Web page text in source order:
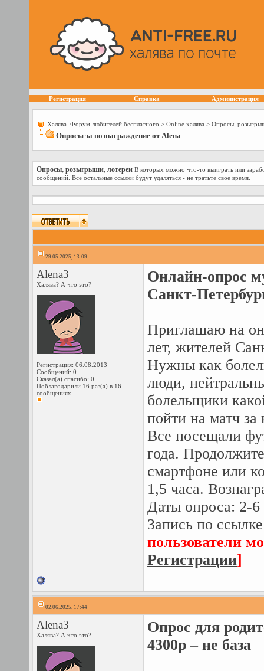
Регистрация Справка Администрация
Халява. Форум любителей бесплатного > Online халява > Опросы,
Опросы за вознаграждение от Alena
Опросы, розыгрыши, лотереи В которых можно что-то выиграть или
сообщений. Все остальные ссылки будут удаляться - не тратьте своё время.
29.05.2025, 13:09
Alena3
Халява? А что это?
Регистрация: 06.08.2013
Сообщений: 0
Сказал(а) спасибо: 0
Поблагодарили 16 раз(а) в 16
сообщениях
Онлайн-опрос
Санкт-
Приглашаю на
лет, жителей
Нужны как
люди,
болельщики
пойти на матч
Все посещали
года.
смартфоне или
1,5 часа.
Даты опроса: 2-
Запись по
пользователи
Регистрации]
02.06.2025, 17:44
Alena3
Халява? А что это?
Опрос для
4300р – не база